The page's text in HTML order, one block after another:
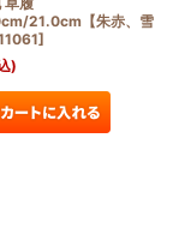
21.0cm【朱赤、雪
]
)